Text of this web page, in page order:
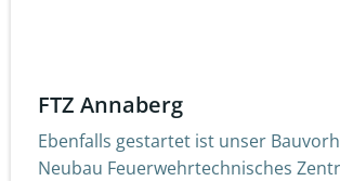
FTZ Annaberg
Ebenfalls gestartet ist unser
Neubau Feuerwehrtechnisches